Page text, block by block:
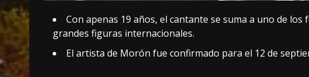
Con apenas 19 años, el cantante se suma a uno de
grandes figuras internacionales.
El artista de Morón fue confirmado para el 12 de